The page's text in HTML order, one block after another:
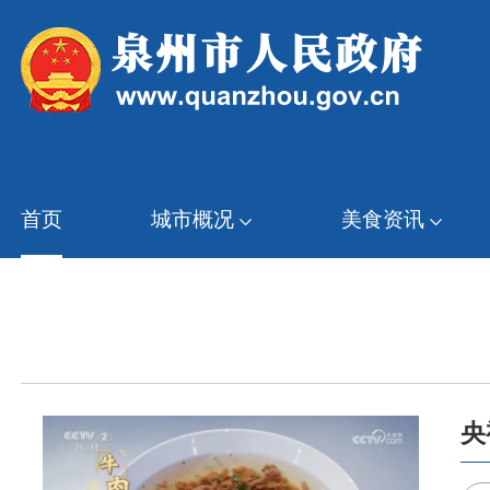
首页 城市概况 美食资讯